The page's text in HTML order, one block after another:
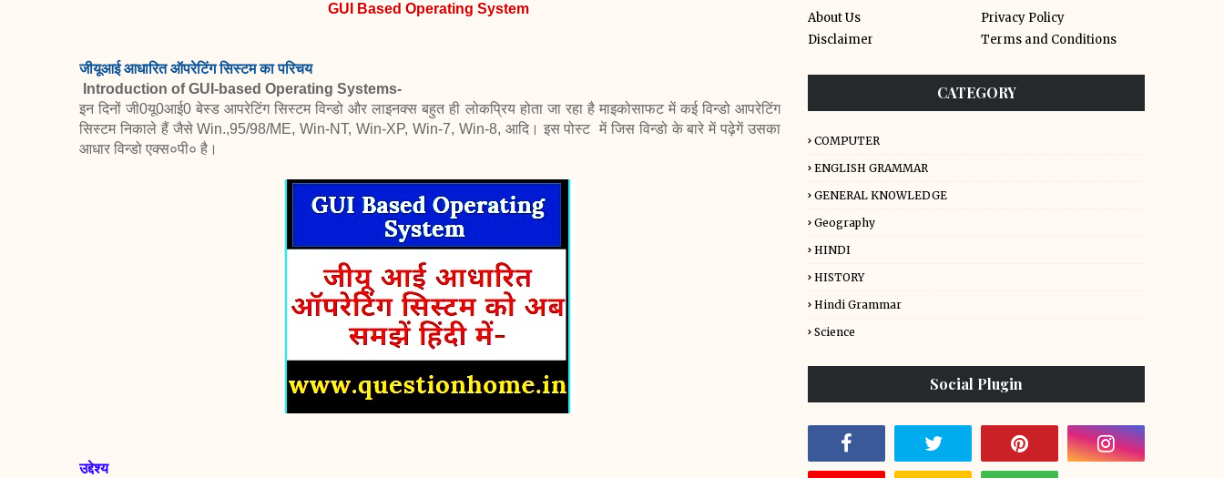
GUI Based Operating System
जीयूआई आधारित ऑपरेटिंग सिस्टम का परिचय
Introduction of GUI-based Operating Systems-
इन दिनों जी0यू0आई0 बेस्ड आपरेटिंग सिस्टम विन्डो और लाइनक्स बहुत ही लोकप्रिय होता जा रहा है माइकोसाफट में कई विन्डो आपरेटिंग
सिस्टम निकाले हैं जैसे Win.,95/98/ME, Win-NT, Win-XP, Win-7, Win-8, आदि। इस पोस्ट में जिस विन्डो के बारे में पढ़ेगें उसका
आधार विन्डो एक्स०पी० है।
उद्देश्य
About Us
Privacy Policy
Disclaimer
Terms and Conditions
CATEGORY
COMPUTER
ENGLISH GRAMMAR
GENERAL KNOWLEDGE
Geography
HINDI
HISTORY
Hindi Grammar
Science
Social Plugin